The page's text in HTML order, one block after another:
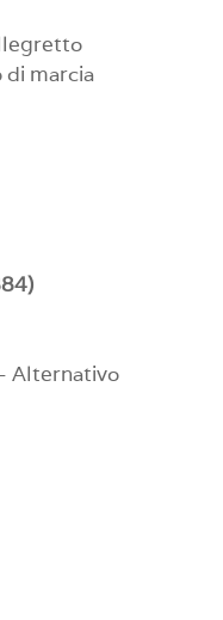
di marcia
Alternativo